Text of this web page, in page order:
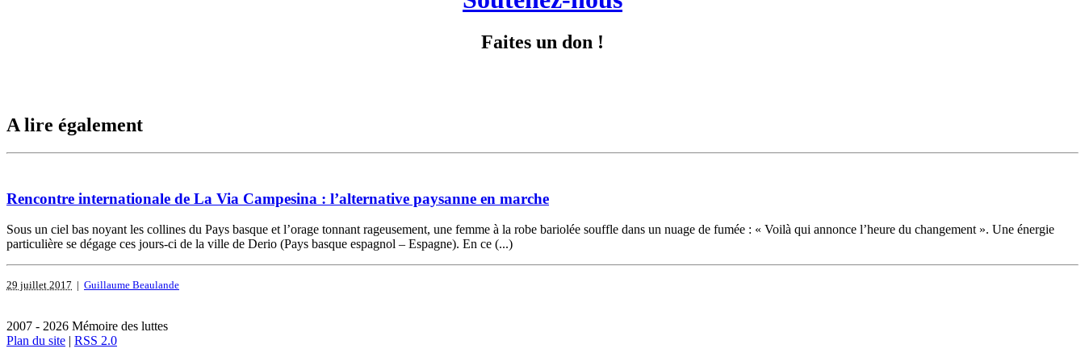
Faites un don !
A lire également
Rencontre internationale de La Via Campesina : l’alternative paysanne en marche
Sous un ciel bas noyant les collines du Pays basque et l’orage tonnant rageusement, une femme à la robe bariolée souffle dans un nuage de fumée : « Voilà qui annonce l’heure du changement ». Une énergie
particulière se dégage ces jours-ci de la ville de Derio (Pays basque espagnol – Espagne). En ce (...)
29 juillet 2017 | Guillaume Beaulande
2007 - 2026 Mémoire des luttes
Plan du site | RSS 2.0